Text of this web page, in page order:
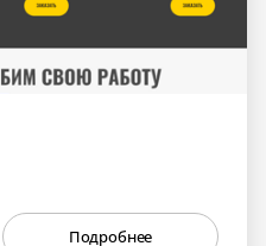
Подробнее